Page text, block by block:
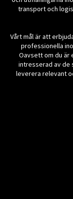
transport och
Vårt mål är att
professionella
Oavsett om du är
intresserad av de
leverera relevant